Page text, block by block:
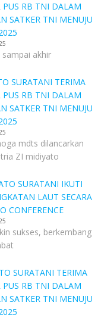
PUS RB TNI DALAM
SATKER TNI MENUJU
akhir
SURATANI TERIMA
PUS RB TNI DALAM
SATKER TNI MENUJU
mdts dilancarkan
ZI midiyato
SURATANI IKUTI
LAUT SECARA
CONFERENCE
sukses, berkembang
SURATANI TERIMA
PUS RB TNI DALAM
SATKER TNI MENUJU